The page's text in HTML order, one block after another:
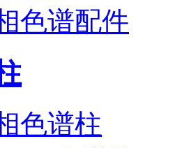
色谱配件
色谱柱